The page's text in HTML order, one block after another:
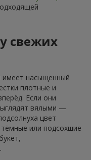
свежих
имеет насыщенный
плотные и
Если они
вялыми —
цвет
или подсохшие